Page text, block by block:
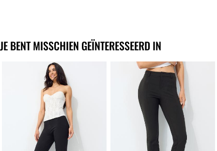
JE BENT MISSCHIEN GEÏNTERESSEERD IN